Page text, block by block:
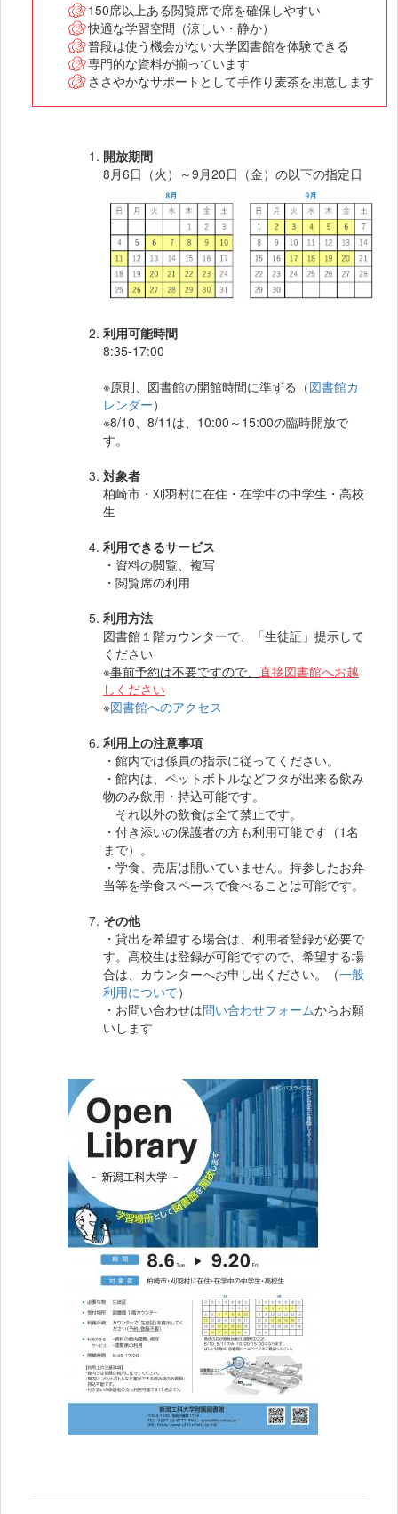
150席以上ある閲覧席で席を確保しやすい
快適な学習空間（涼しい・静か）
普段は使う機会がない大学図書館を体験できる
専門的な資料が揃っています
ささやかなサポートとして手作り麦茶を用意します
開放期間
8月6日（火）～9月20日（金）の以下の指定日
利用可能時間
8:35-17:00
※原則、図書館の開館時間に準ずる（図書館カ
レンダー）
※8/10、8/11は、10:00～15:00の臨時開放で
す。
対象者
柏崎市・刈羽村に在住・在学中の中学生・高校
生
利用できるサービス
・資料の閲覧、複写
・閲覧席の利用
利用方法
図書館１階カウンターで、「生徒証」提示して
ください
※事前予約は不要ですので、 直接図書館へお越
しください
※図書館へのアクセス
利用上の注意事項
・館内では係員の指示に従ってください。
・館内は、ペットボトルなどフタが出来る飲み
物のみ飲用・持込可能です。
それ以外の飲食は全て禁止です。
・付き添いの保護者の方も利用可能です（1名
まで）。
・学食、売店は開いていません。持参したお弁
当等を学食スペースで食べることは可能です。
その他
・貸出を希望する場合は、利用者登録が必要で
す。高校生は登録が可能ですので、希望する場
合は、カウンターへお申し出ください。（一般
利用について）
・お問い合わせは問い合わせフォームからお願
いします